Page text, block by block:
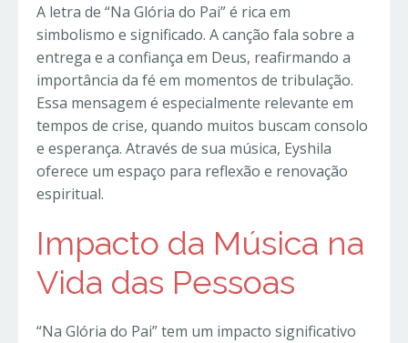
A letra de “Na Glória do Pai” é rica em
simbolismo e significado. A canção fala sobre a
entrega e a confiança em Deus, reafirmando a
importância da fé em momentos de tribulação.
Essa mensagem é especialmente relevante em
tempos de crise, quando muitos buscam consolo
e esperança. Através de sua música, Eyshila
oferece um espaço para reflexão e renovação
espiritual.
Impacto da Música na
Vida das Pessoas
“Na Glória do Pai” tem um impacto significativo